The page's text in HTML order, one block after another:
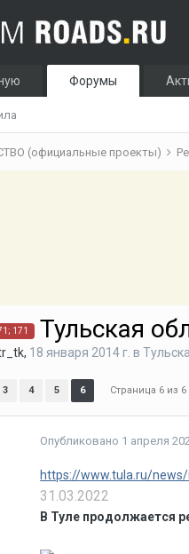
Форумы
(официальные проекты)
171 Тульская
, 18 января 2014 г. в
3 4 5 6 Страница 6 из
Опубликовано 1 апреля
https://www.tula.ru/
31.03.2022
В Туле продолжается